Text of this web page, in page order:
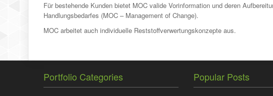
Für bestehende Kunden bietet MOC valide Vorinformation und deren
Handlungsbedarfes (MOC – Management of Change).
MOC arbeitet auch individuelle Reststoffverwertungskonzepte aus.
Portfolio Categories Popular Posts